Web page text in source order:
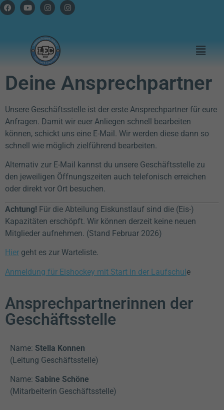
Deine Ansprechpartner
Unsere Geschäftsstelle ist der erste Ansprechpartner für eure
Anfragen. Damit wir euer Anliegen schnell bearbeiten
können, schickt uns eine E-Mail. Wir werden diese dann so
schnell wie möglich zielführend bearbeiten.
Alternativ zur E-Mail kannst du unsere Geschäftsstelle zu
den jeweiligen Öffnungszeiten auch telefonisch erreichen
oder direkt vor Ort besuchen.
Achtung! Für die Abteilung Eiskunstlauf sind die (Eis-)
Kapazitäten erschöpft. Wir können derzeit keine neuen
Mitglieder aufnehmen. (Stand Februar 2026)
Hier geht es zur Warteliste.
Anmeldung für Eishockey mit Start in der Laufschule
Ansprechpartnerinnen der
Geschäftsstelle
Name: Stella Konnen
(Leitung Geschäftsstelle)
Name: Sabine Schöne
(Mitarbeiterin Geschäftsstelle)